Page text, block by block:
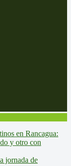
en Rancagua:
y otro con
jornada de